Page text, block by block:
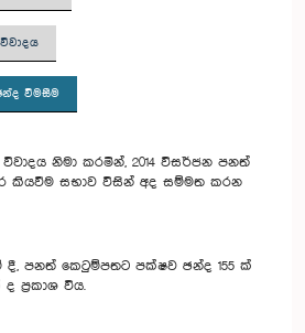
විමසීම
නිමා කරමින්, 2014 විසර්ජන පනත්
කියවීම සභාව විසින් අද සම්මත කරන
දී, පනත් කෙටුම්පතට පක්ෂව ඡන්ද 155 ක්
ප්‍රකාශ විය.